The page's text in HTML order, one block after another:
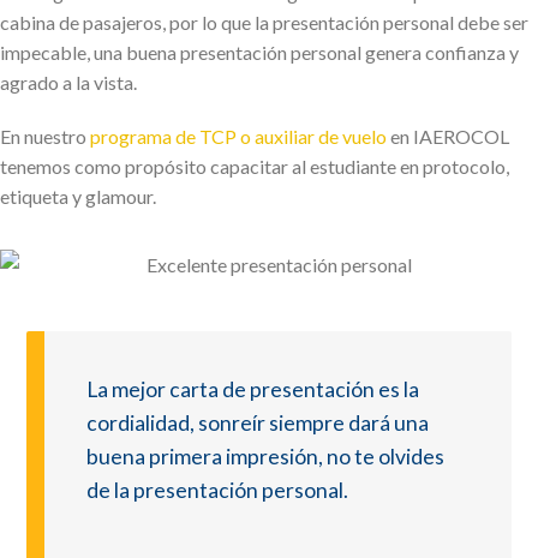
cabina de pasajeros, por lo que la presentación personal debe ser
impecable, una buena presentación personal genera confianza y
agrado a la vista.
En nuestro programa de TCP o auxiliar de vueloen IAEROCOL
tenemos como propósito capacitar al estudiante en protocolo,
etiqueta y glamour.
La mejor carta de presentación es la
cordialidad, sonreír siempre dará una
buena primera impresión, no te olvides
de la presentación personal.